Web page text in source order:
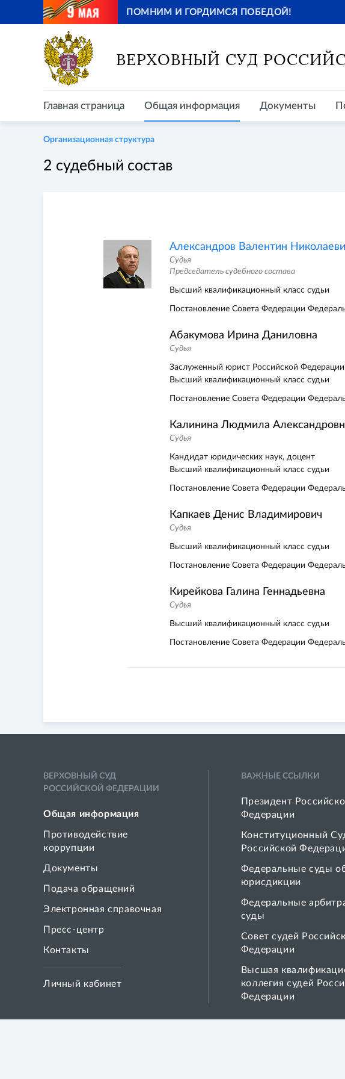
ПОМНИМ И ГОРДИМСЯ ПОБЕДОЙ!
Главная страница
ВЕРХОВНЫЙ СУД
Главная страница Общая информация Документы
Организационная структура
2 судебный состав
Александров Валентин
Судья
Председатель судебного состава
Высший квалификационный класс судьи
Постановление Совета Федерации
Абакумова Ирина Даниловна
Судья
Заслуженный юрист Российской Федерации
Высший квалификационный класс судьи
Постановление Совета Федерации
Калинина Людмила
Судья
Кандидат юридических наук, доцент
Высший квалификационный класс судьи
Постановление Совета Федерации
Капкаев Денис Владимирович
Судья
Высший квалификационный класс судьи
Постановление Совета Федерации
Кирейкова Галина Геннадьевна
Судья
Высший квалификационный класс судьи
Постановление Совета Федерации
ВЕРХОВНЫЙ СУД
РОССИЙСКОЙ ФЕДЕРАЦИИ
Общая информация
Противодействие
коррупции
Документы
Подача обращений
Электронная справочная
Пресс-центр
Контакты
Личный кабинет
ВАЖНЫЕ ССЫЛКИ
Президент
Федерации
Конституционный
Российской
Федеральные суды
юрисдикции
Федеральные
суды
Совет cудей
Федерации
Высшая
коллегия судей
Федерации